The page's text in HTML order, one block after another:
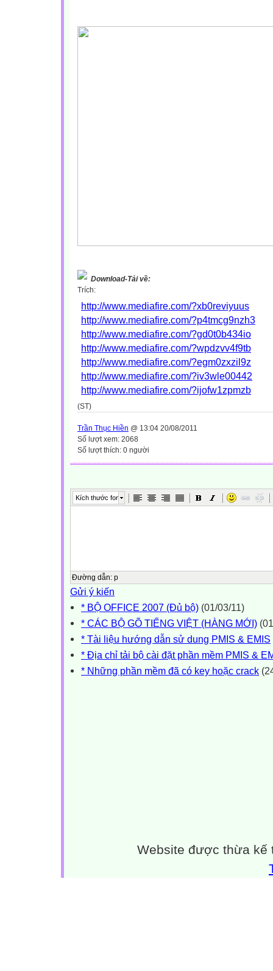
Download-Tải về:
Trích:
http://www.mediafire.com/?xb0reviyuus
http://www.mediafire.com/?p4tmcg9nzh3
http://www.mediafire.com/?gd0t0b434io
http://www.mediafire.com/?wpdzvv4f9tb
http://www.mediafire.com/?egm0zxzil9z
http://www.mediafire.com/?iv3wle00442
http://www.mediafire.com/?ijofw1zpmzb
(ST)
Trần Thục Hiền @ 13:04 20/08/2011
Số lượt xem: 2068
Số lượt thích: 0 người
Kích thước font
Đường dẫn: p
Gửi ý kiến
* BỘ OFFICE 2007 (Đủ bộ) (01/03/11)
* CÁC BỘ GÕ TIẾNG VIỆT (HÀNG MỚI)
* Tài liệu hướng dẫn sử dung PMIS & EMIS
* Địa chỉ tải bộ cài đặt phần mềm PMIS &
* Những phần mềm đã có key hoặc crack
Website được thừa